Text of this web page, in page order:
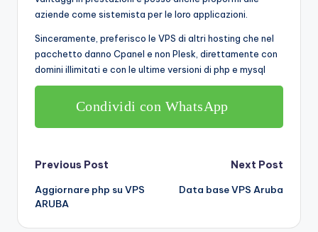
aziende come sistemista per le loro applicazioni.
Sinceramente, preferisco le VPS di altri hosting che nel
pacchetto danno Cpanel e non Plesk, direttamente con
domini illimitati e con le ultime versioni di php e mysql
Condividi con WhatsApp
Post
navigation
Previous Post
Aggiornare php su VPS
ARUBA
Next Post
Data base VPS Aruba